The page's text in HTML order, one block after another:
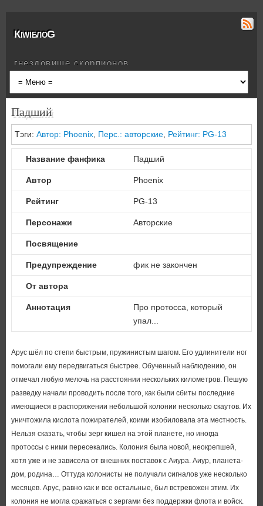
КiwiблоG
гнездовище скорпионов
Падший
Тэги: Автор: Phoenix, Перс.: авторские, Рейтинг: PG-13
Название фанфика Падший
Автор Phoenix
Рейтинг PG-13
Персонажи Авторские
Посвящение
Предупреждение фик не закончен
От автора
Аннотация
Про протосса, который
упал...
Арус шёл по степи быстрым, пружинистым шагом. Его удлинители ног
помогали ему передвигаться быстрее. Обученный наблюдению, он
отмечал любую мелочь на расстоянии нескольких километров. Пешую
разведку начали проводить после того, как были сбиты последние
имеющиеся в распоряжении небольшой колонии несколько скаутов. Их
уничтожила кислота пожирателей, коими изобиловала эта местность.
Нельзя сказать, чтобы зерг кишел на этой планете, но иногда
протоссы с ними пересекались. Колония была новой, неокрепшей,
хотя уже и не зависела от внешних поставок с Аиура. Аиур, планета-
дом, родина… Оттуда колонисты не получали сигналов уже несколько
месяцев. Арус, равно как и все остальные, был встревожен этим. Их
колония не могла сражаться с зергами без поддержки флота и войск.